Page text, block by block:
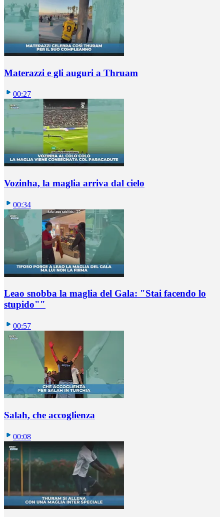
Materazzi e gli auguri a Thruam
00:27
Vozinha, la maglia arriva dal cielo
00:34
Leao snobba la maglia del Gala: "Stai facendo lo
stupido""
00:57
Salah, che accoglienza
00:08